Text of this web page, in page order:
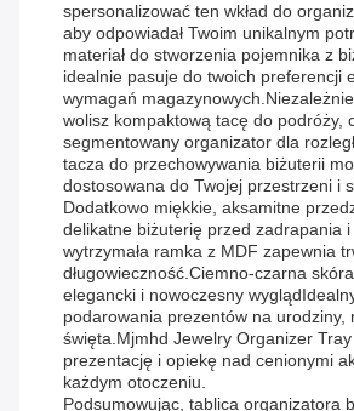
spersonalizować ten wkład do
aby odpowiadał Twoim unikalnym
materiał do stworzenia pojemnika z
idealnie pasuje do twoich preferencji
wymagań
wolisz kompaktową tacę do podróży,
segmentowany organizator dla
tacza do przechowywania biżuterii
dostosowana do Twojej przestrzeni i
Dodatkowo miękkie, aksamitne
delikatne biżuterię przed zadrapania
wytrzymała ramka z MDF zapewnia
długowieczność.Ciemno-czarna
elegancki i nowoczesny
podarowania prezentów na urodziny,
święta.Mjmhd Jewelry Organizer
prezentację i opiekę nad cenionymi
każdym otoczeniu.
Podsumowując, tablica organizatora